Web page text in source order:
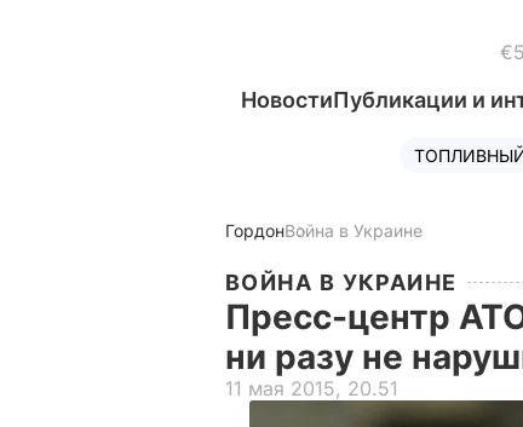
НовостиПубликации и
ГордонВойна в Украине
ВОЙНА В УКРАИНЕ
Пресс-центр
ни разу не
11 мая 2015, 20.51